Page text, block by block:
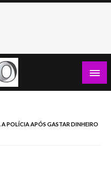
POLÍCIA APÓS GASTAR DINHEIRO